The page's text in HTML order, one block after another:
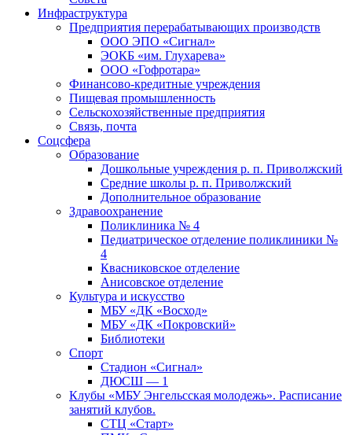
Инфраструктура
Предприятия перерабатывающих производств
ООО ЭПО «Сигнал»
ЭОКБ «им. Глухарева»
ООО «Гофротара»
Финансово-кредитные учреждения
Пищевая промышленность
Сельскохозяйственные предприятия
Связь, почта
Соцсфера
Образование
Дошкольные учреждения р. п. Приволжский
Средние школы р. п. Приволжский
Дополнительное образование
Здравоохранение
Поликлиника № 4
Педиатрическое отделение поликлиники №
4
Квасниковское отделение
Анисовское отделение
Культура и искусство
МБУ «ДК «Восход»
МБУ «ДК «Покровский»
Библиотеки
Спорт
Стадион «Сигнал»
ДЮСШ — 1
Клубы «МБУ Энгельсская молодежь». Расписание
занятий клубов.
СТЦ «Старт»